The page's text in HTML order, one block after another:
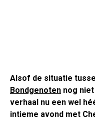
Alsof de situatie
Bondgenoten nog
verhaal nu een wel
intieme avond met